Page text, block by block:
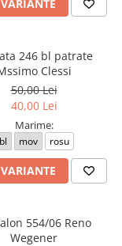
246 bl patrate
Clessi
50,00 Lei
40,00 Lei
Marime:
bl mov rosu
554/06 Reno
Wegener